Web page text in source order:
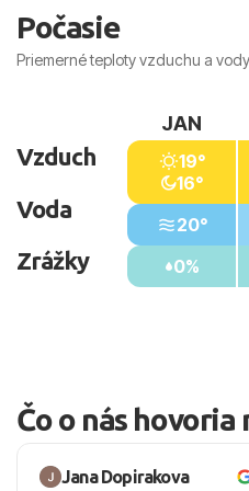
Počasie
Priemerné teploty vzduchu a
Vzduch
Voda
Zrážky
JAN
19°
16°
20°
0%
Čo o nás hovoria
Jana Dopirakova